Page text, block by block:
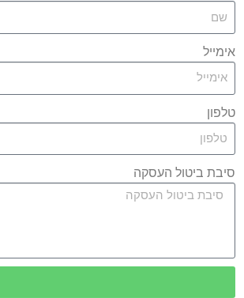
אימייל
טלפון
סיבת ביטול העסקה